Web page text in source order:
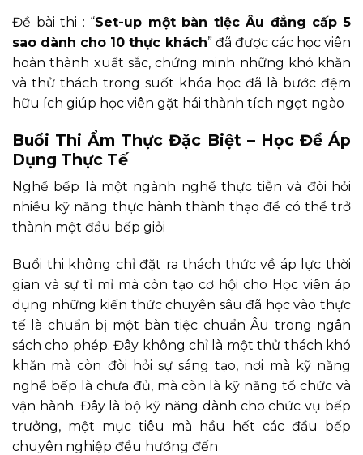
Đề bài thi : “Set-up một bàn tiệc Âu đẳng cấp 5
sao dành cho 10 thực khách” đã được các học viên
hoàn thành xuất sắc, chứng minh những khó khăn
và thử thách trong suốt khóa học đã là bước đệm
hữu ích giúp học viên gặt hái thành tích ngọt ngào
Buổi Thi Ẩm Thực Đặc Biệt – Học Để Áp
Dụng Thực Tế
Nghề bếp là một ngành nghề thực tiễn và đòi hỏi
nhiều kỹ năng thực hành thành thạo để có thể trở
thành một đầu bếp giỏi
Buổi thi không chỉ đặt ra thách thức về áp lực thời
gian và sự tỉ mỉ mà còn tạo cơ hội cho Học viên áp
dụng những kiến thức chuyên sâu đã học vào thực
tế là chuẩn bị một bàn tiệc chuẩn Âu trong ngân
sách cho phép. Đây không chỉ là một thử thách khó
khăn mà còn đòi hỏi sự sáng tạo, nơi mà kỹ năng
nghề bếp là chưa đủ, mà còn là kỹ năng tổ chức và
vận hành. Đây là bộ kỹ năng dành cho chức vụ bếp
trưởng, một mục tiêu mà hầu hết các đầu bếp
chuyên nghiệp đều hướng đến